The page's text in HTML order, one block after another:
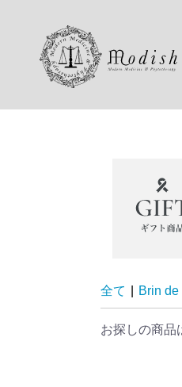
全て Brin de
お探しの商品